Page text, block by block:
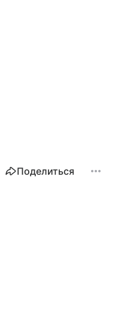
Поделиться